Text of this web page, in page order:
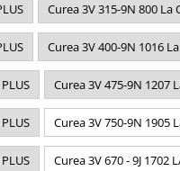
Curea 3V 315-9N 800 La
Curea 3V 400-9N 1016
Curea 3V 475-9N 1207
Curea 3V 750-9N 1905
Curea 3V 670 - 9J 1702